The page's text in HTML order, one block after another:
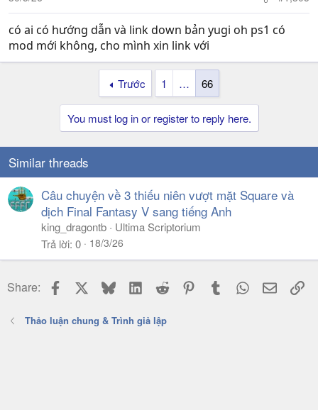
có ai có hướng dẫn và link down bản yugi oh ps1 có
mod mới không, cho mình xin link với
Trước 1 … 66
You must log in or register to reply here.
Similar threads
Câu chuyện về 3 thiếu niên vượt mặt Square và
dịch Final Fantasy V sang tiếng Anh
king_dragontb
Ultima Scriptorium
Trả lời 0 18/3/26
Share: Facebook BlueskyLinkedIn
Reddit PinterestTumblr WhatsApp
Email
Thảo luận chung & Trình giả lập